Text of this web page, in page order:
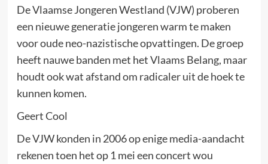
De Vlaamse Jongeren Westland (VJW) proberen
een nieuwe generatie jongeren warm te maken
voor oude neo-nazistische opvattingen. De groep
heeft nauwe banden met het Vlaams Belang, maar
houdt ook wat afstand om radicaler uit de hoek te
kunnen komen.
Geert Cool
De VJW konden in 2006 op enige media-aandacht
rekenen toen het op 1 mei een concert wou